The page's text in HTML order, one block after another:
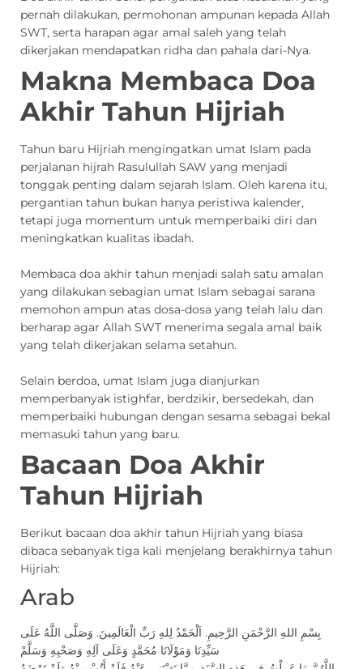
pernah dilakukan, permohonan ampunan kepada Allah
SWT, serta harapan agar amal saleh yang telah
dikerjakan mendapatkan ridha dan pahala dari-Nya.
Makna Membaca Doa
Akhir Tahun Hijriah
Tahun baru Hijriah mengingatkan umat Islam pada
perjalanan hijrah Rasulullah SAW yang menjadi
tonggak penting dalam sejarah Islam. Oleh karena itu,
pergantian tahun bukan hanya peristiwa kalender,
tetapi juga momentum untuk memperbaiki diri dan
meningkatkan kualitas ibadah.
Membaca doa akhir tahun menjadi salah satu amalan
yang dilakukan sebagian umat Islam sebagai sarana
memohon ampun atas dosa-dosa yang telah lalu dan
berharap agar Allah SWT menerima segala amal baik
yang telah dikerjakan selama setahun.
Selain berdoa, umat Islam juga dianjurkan
memperbanyak istighfar, berdzikir, bersedekah, dan
memperbaiki hubungan dengan sesama sebagai bekal
memasuki tahun yang baru.
Bacaan Doa Akhir
Tahun Hijriah
Berikut bacaan doa akhir tahun Hijriah yang biasa
dibaca sebanyak tiga kali menjelang berakhirnya tahun
Hijriah:
Arab
بِسْمِ اللهِ الرَّحْمَنِ الرَّحِيمِ. اَلْحَمْدُ لِلهِ رَبِّ الْعَالَمِينَ. وَصَلَّى اللَّهُ عَلَى
سَيِّدِنَا وَمَوْلَانَا مُحَمَّدٍ وَعَلَى آلِهِ وَصَحْبِهِ وَسَلَّمْ